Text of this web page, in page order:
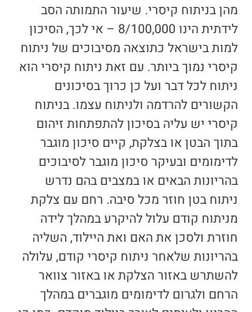
מהן בניתוח קיסרי. שיעור התמותה הסב
לידתית הינו 8/100,000 – אי לכך, הסיכון
למות בישראל כתוצאה מסיבוכים של ניתוח
קיסרי נמוך ביותר. עם זאת ניתוח קיסרי הוא
ניתוח לכל דבר ועל כן כרוך בסיכונים
הקשורים להרדמה ולניתוח עצמו. בניתוח
קיסרי יש עליה בסיכון להתפתחות זיהום
בתוך הבטן או בצלקת, קיים סיכון מוגבר
לדימומים ובעיקר סיכון מוגבר לסיבוכים
בהריונות הבאים או במצבים בהם נדרש
ניתוח בטן חוזר מכל סיבה. רחם עם צלקת
מניתוח קודם עלול להיקרע במהלך לידה
חוזרת ולסכן את האם ואת היילוד, השליה
בהריונות שלאחר ניתוח קיסרי קודם, עלולה
להשתרש באזור הצלקת או באזור צוואר
הרחם ולגרום לדימומים מוגברים במהלך